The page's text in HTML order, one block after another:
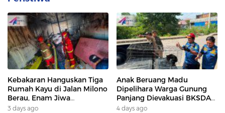
Kebakaran Hanguskan Tiga
Rumah Kayu di Jalan Milono
Berau, Enam Jiwa
Terdampak
3 days ago
Anak Beruang Madu
Dipelihara Warga Gunung
Panjang Dievakuasi BKSDA
Dan DAMKAR
4 days ago